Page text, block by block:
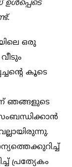
ഒരു
കൂടെ
ഞങ്ങളുടെ
പ്രത്യേകം